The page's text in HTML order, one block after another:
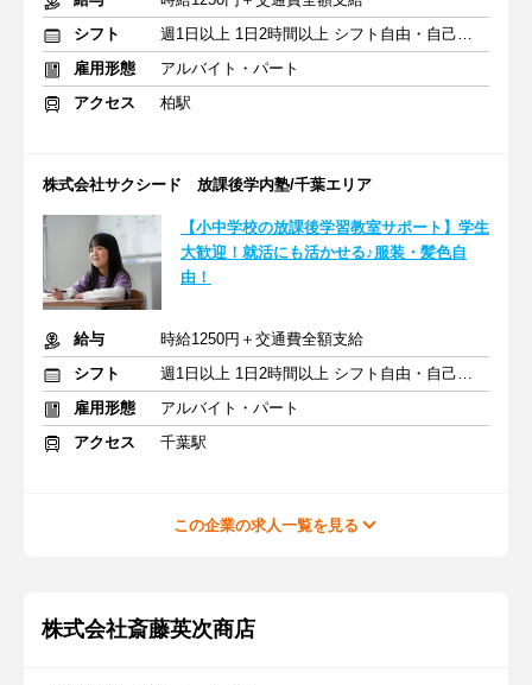
シフト
週1日以上 1日2時間以上 シフト自由・自己申告
雇用形態
アルバイト・パート
アクセス
柏駅
株式会社サクシード 放課後学内塾/千葉エリア
【小中学校の放課後学習教室サポート】学生
大歓迎！就活にも活かせる♪服装・髪色自
由！
給与
時給1250円＋交通費全額支給
シフト
週1日以上 1日2時間以上 シフト自由・自己申告
雇用形態
アルバイト・パート
アクセス
千葉駅
この企業の求人一覧を見る
株式会社斎藤英次商店